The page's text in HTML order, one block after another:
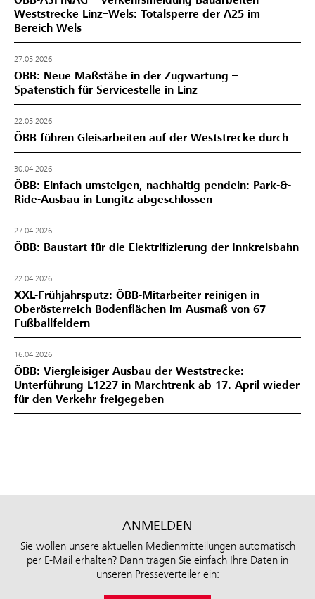
Weststrecke Linz–Wels: Totalsperre der A25 im
Bereich Wels
27.05.2026
ÖBB: Neue Maßstäbe in der Zugwartung –
Spatenstich für Servicestelle in Linz
22.05.2026
ÖBB führen Gleisarbeiten auf der Weststrecke durch
30.04.2026
ÖBB: Einfach umsteigen, nachhaltig pendeln: Park-&-
Ride-Ausbau in Lungitz abgeschlossen
27.04.2026
ÖBB: Baustart für die Elektrifizierung der Innkreisbahn
22.04.2026
XXL-Frühjahrsputz: ÖBB-Mitarbeiter reinigen in
Oberösterreich Bodenflächen im Ausmaß von 67
Fußballfeldern
16.04.2026
ÖBB: Viergleisiger Ausbau der Weststrecke:
Unterführung L1227 in Marchtrenk ab 17. April wieder
für den Verkehr freigegeben
ANMELDEN
Sie wollen unsere aktuellen Medienmitteilungen automatisch
per E-Mail erhalten? Dann tragen Sie einfach Ihre Daten in
unseren Presseverteiler ein: